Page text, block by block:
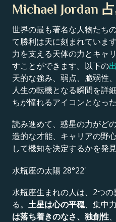
Michael Jordan
世界の最も著名な人物たち
て勝利は天に刻まれていま
力を支える天体の力とキャ
すことができます。以下の
天的な強み、弱点、脆弱性
人生の転機となる瞬間を詳
ちが憧れるアイコンとなっ
読み進めて、惑星の力がど
造的な才能、キャリアの野
して機知を決定するかを発
水瓶座の太陽 28°22'
水瓶座生まれの人は、2つの
る。 土星は心の平穏、集中
は落ち着きのなさ、独創性